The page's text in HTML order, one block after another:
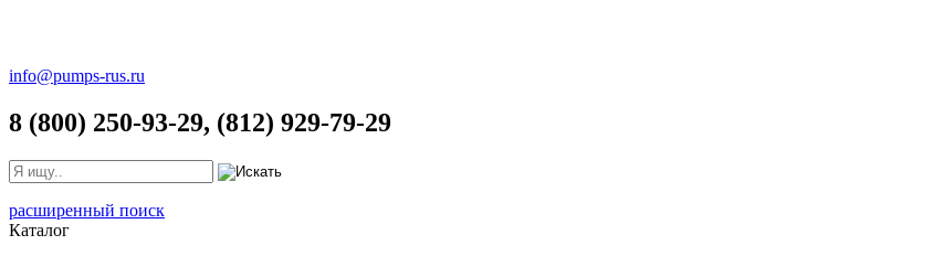
info@pumps-rus.ru
8 (800) 250-93-29, (812) 929-79-29
расширенный поиск
Каталог